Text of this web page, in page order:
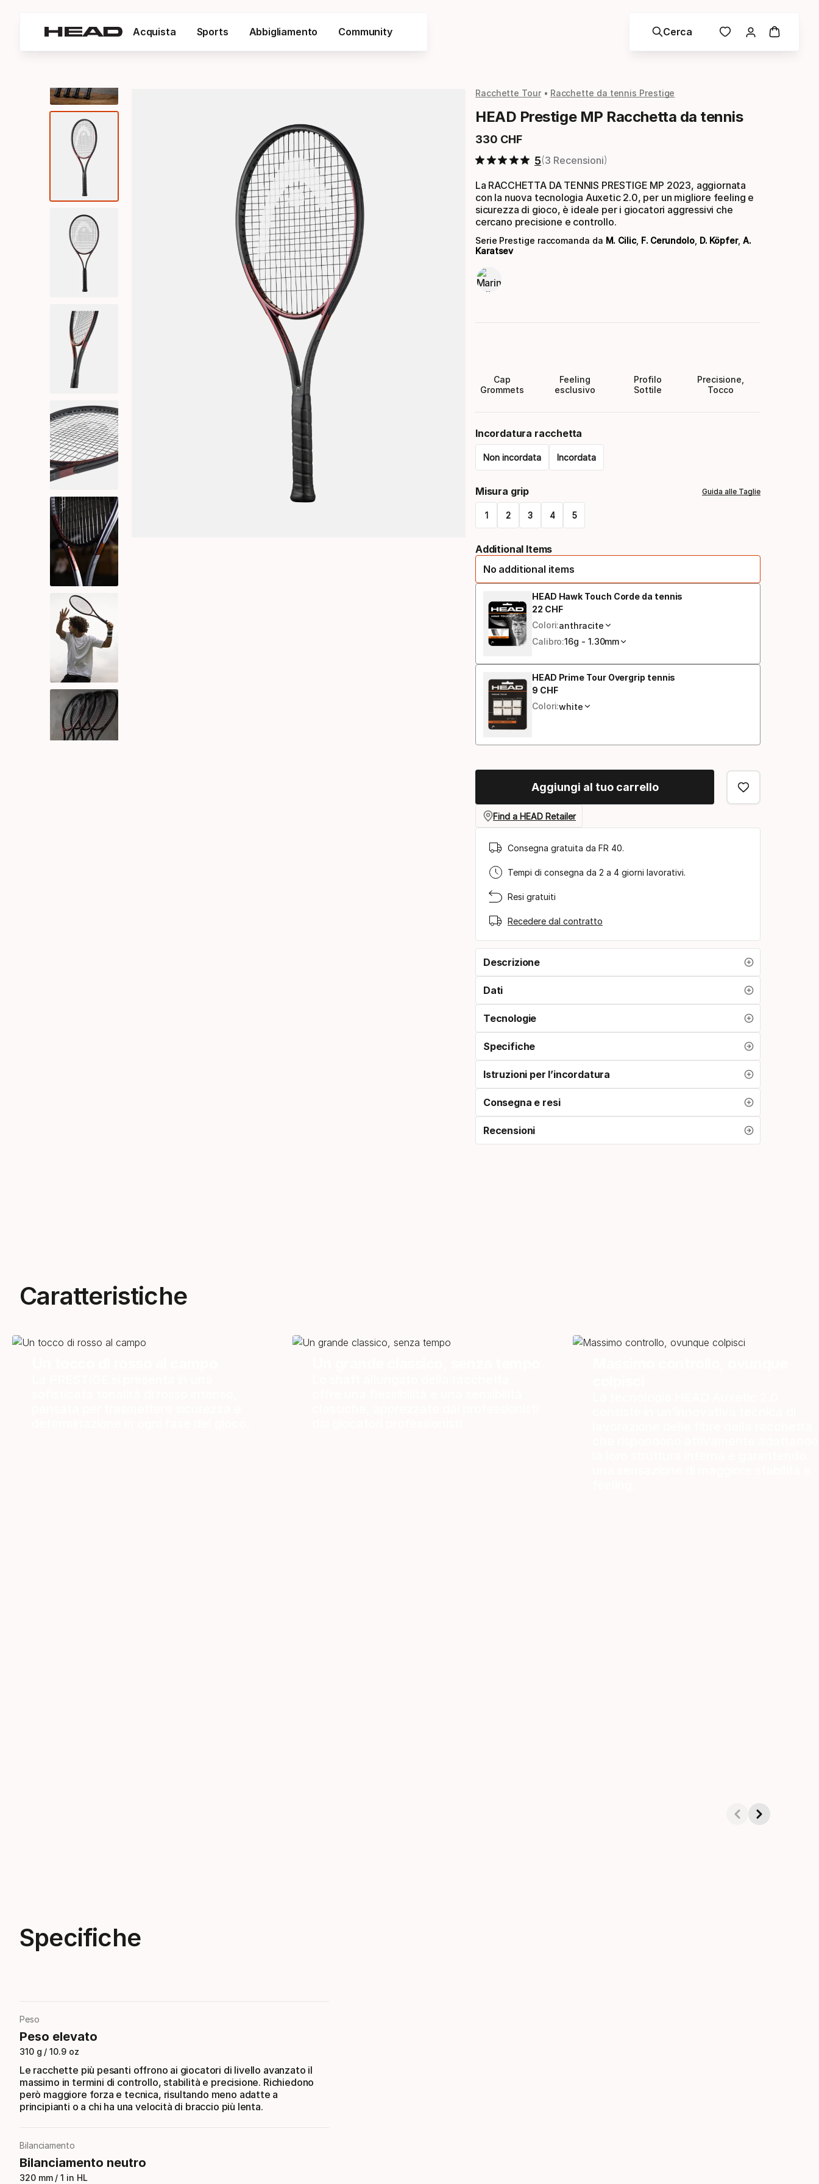
Acquista Sports Abbigliamento Community Cerca
Racchette Tour Racchette da tennis Prestige
HEAD Prestige MP Racchetta da tennis
330 CHF
Prezzo finale
5 3 Recensioni
La RACCHETTA DA TENNIS PRESTIGE MP 2023, aggiornata
con la nuova tecnologia Auxetic 2.0, per un migliore feeling e
sicurezza di gioco, è ideale per i giocatori aggressivi che
cercano precisione e controllo.
Serie Prestige raccomanda da M. Cilic, F. Cerundolo, D. Köpfer, A.
Karatsev
Cap
Grommets
Feeling
esclusivo
Profilo
Sottile
Precisione,
Tocco
Incordatura racchetta
Non incordata Incordata
select
option:
racchetta
Misura grip Guida alle Taglie
1 2 3 4 5
select
option:
misura
grip
Additional Items
No additional items
HEAD Hawk Touch Corde da tennis
22 CHF
Prezzo finale
Colori:anthracite
Calibro:16g - 1.30mm
HEAD Prime Tour Overgrip tennis
9 CHF
Prezzo finale
Colori:white
Aggiungi al tuo carrello
Find a HEAD Retailer
Consegna gratuita da FR 40.
Tempi di consegna da 2 a 4 giorni lavorativi.
Resi gratuiti
Recedere dal contratto
Descrizione
Dati
Tecnologie
Specifiche
Istruzioni per l’incordatura
Consegna e resi
Recensioni
Caratteristiche
Specifiche
Peso
Peso elevato
310 g / 10.9 oz
Le racchette più pesanti offrono ai giocatori di livello avanzato il
massimo in termini di controllo, stabilità e precisione. Richiedono
però maggiore forza e tecnica, risultando meno adatte a
principianti o a chi ha una velocità di braccio più lenta.
Bilanciamento
Bilanciamento neutro
320 mm / 1 in HL